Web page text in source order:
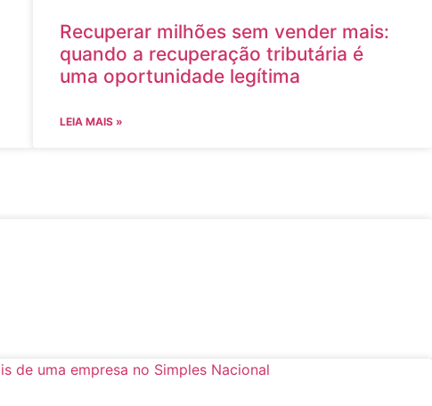
Recuperar milhões sem vender mais:
quando a recuperação tributária é
uma oportunidade legítima
LEIA MAIS »